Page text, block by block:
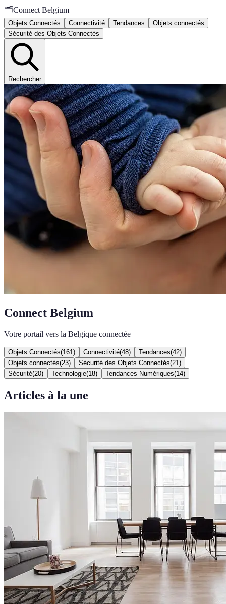
🗂️Connect Belgium
Objets Connectés Connectivité Tendances
Objets connectés
Sécurité des Objets Connectés
Rechercher
Connect Belgium
Votre portail vers la Belgique connectée
Objets Connectés(161 ) Connectivité(48) Tendances(42)
Objets connectés(23) Sécurité des Objets Connectés(21 )
Sécurité(20) Technologie(18) Tendances Numériques(14)
Articles à la une